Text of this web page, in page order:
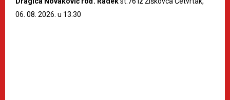
06. 08. 2026. u 13:30